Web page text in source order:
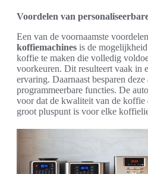
Voordelen van
Een van de voornaamste
koffiemachines is de
koffie te maken die volledig
voorkeuren. Dit resulteert vaak in
ervaring. Daarnaast besparen
programmeerbare functies. De
voor dat de kwaliteit van de koffie
groot pluspunt is voor elke